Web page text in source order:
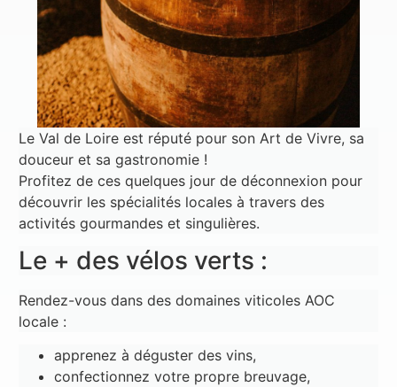
Le Val de Loire est réputé pour son Art de Vivre, sa
douceur et sa gastronomie !
Profitez de ces quelques jour de déconnexion pour
découvrir les spécialités locales à travers des
activités gourmandes et singulières.
Le + des vélos verts :
Rendez-vous dans des domaines viticoles AOC
locale :
apprenez à déguster des vins,
confectionnez votre propre breuvage,